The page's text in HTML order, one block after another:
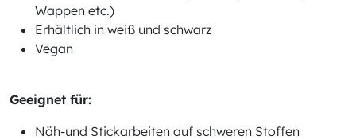
Wappen etc.)
Erhältlich in weiß und schwarz
Vegan
Geeignet für:
Näh-und Stickarbeiten auf schweren Stoffen